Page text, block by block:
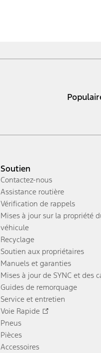
Soutien
Contactez-nous
Assistance routière
Vérification de rappels
Mises à jour sur la propriété
véhicule
Recyclage
Soutien aux propriétaires
Manuels et garanties
Mises à jour de SYNC et des
Guides de remorquage
Service et entretien
Voie Rapide
Pneus
Pièces
Accessoires